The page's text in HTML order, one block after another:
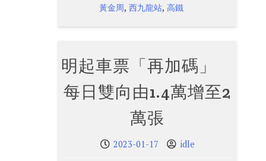
黃金周,西九龍站,高鐵
明起車票「再加碼」
每日雙向由1.4萬增至2
萬張
2023-01-17 idle